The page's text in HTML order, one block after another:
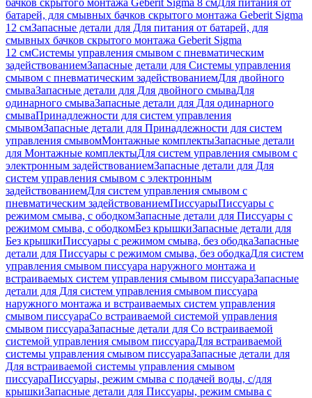
бачков скрытого монтажа Geberit Sigma 8 смДля питания от
батарей, для смывных бачков скрытого монтажа Geberit Sigma
12 смЗапасные детали для Для питания от батарей, для
смывных бачков скрытого монтажа Geberit Sigma
12 смСистемы управления смывом с пневматическим
задействованиемЗапасные детали для Системы управления
смывом с пневматическим задействованиемДля двойного
смываЗапасные детали для Для двойного смываДля
одинарного смываЗапасные детали для Для одинарного
смываПринадлежности для систем управления
смывомЗапасные детали для Принадлежности для систем
управления смывомМонтажные комплектыЗапасные детали
для Монтажные комплектыДля систем управления смывом с
электронным задействованиемЗапасные детали для Для
систем управления смывом с электронным
задействованиемДля систем управления смывом с
пневматическим задействованиемПиссуарыПиссуары с
режимом смыва, с ободкомЗапасные детали для Писсуары с
режимом смыва, с ободкомБез крышкиЗапасные детали для
Без крышкиПиссуары с режимом смыва, без ободкаЗапасные
детали для Писсуары с режимом смыва, без ободкаДля систем
управления смывом писсуара наружного монтажа и
встраиваемых систем управления смывом писсуараЗапасные
детали для Для систем управления смывом писсуара
наружного монтажа и встраиваемых систем управления
смывом писсуараСо встраиваемой системой управления
смывом писсуараЗапасные детали для Со встраиваемой
системой управления смывом писсуараДля встраиваемой
системы управления смывом писсуараЗапасные детали для
Для встраиваемой системы управления смывом
писсуараПиссуары, режим смыва с подачей воды, с/для
крышкиЗапасные детали для Писсуары, режим смыва с